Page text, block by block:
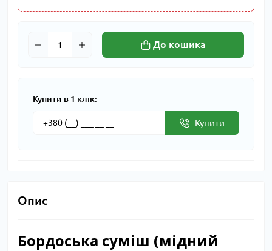
До кошика
Купити в 1 клік:
Купити
Опис
Бордоська суміш (мідний